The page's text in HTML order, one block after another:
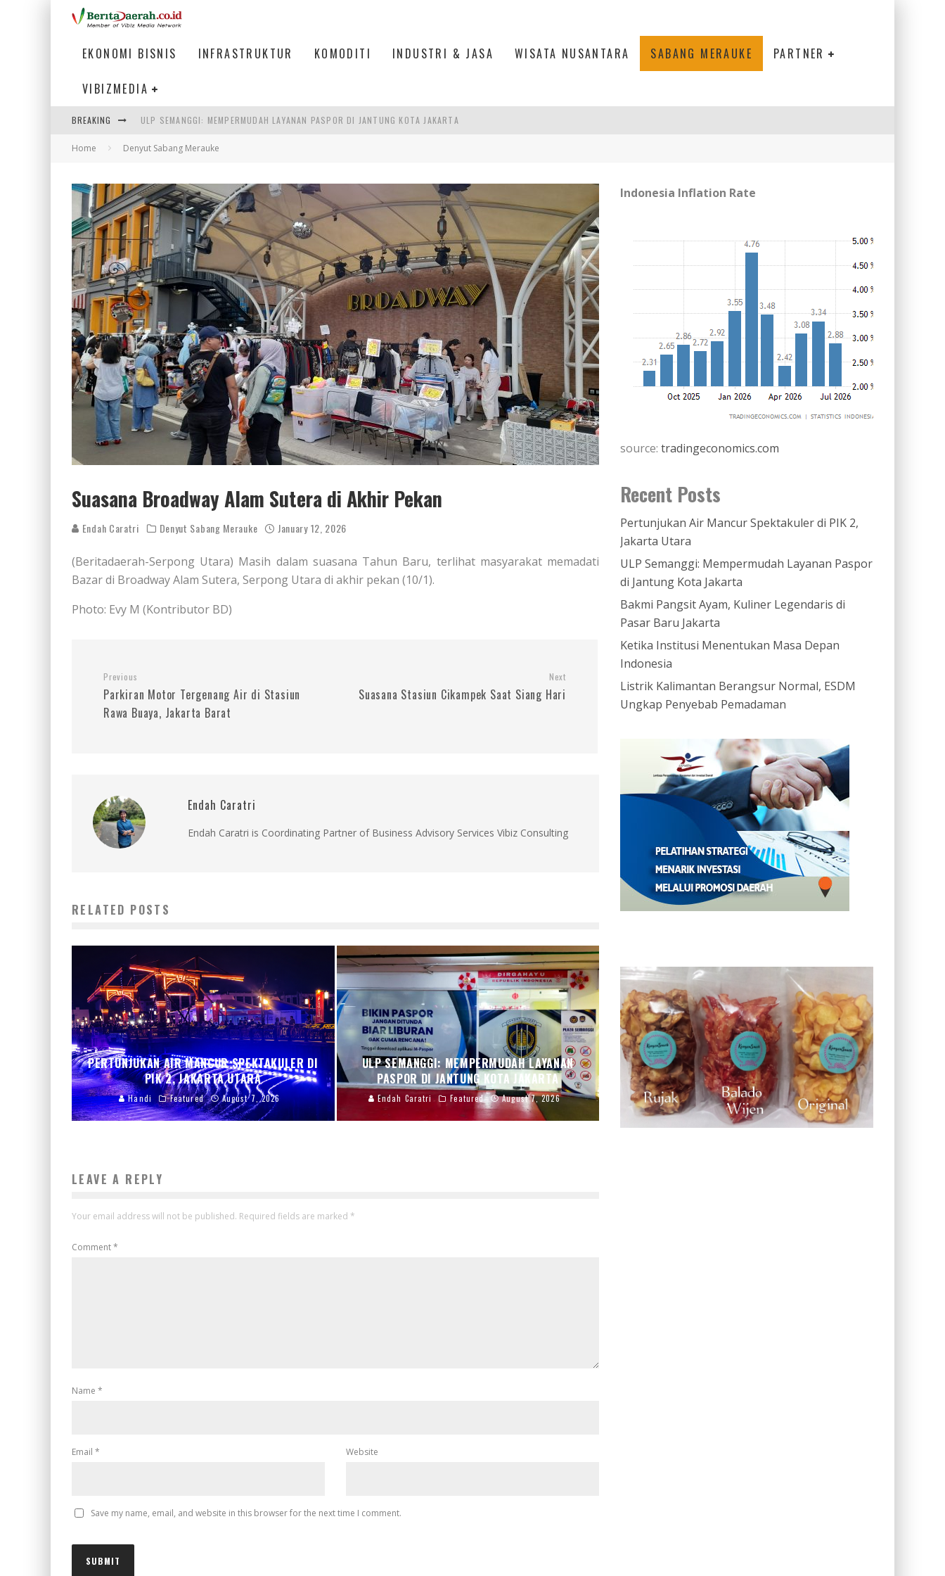
EKONOMI BISNIS INFRASTRUKTUR KOMODITI INDUSTRI & JASA WISATA NUSANTARA SABANG MERAUKE PARTNER
VIBIZMEDIA
BREAKING
ULP SEMANGGI: MEMPERMUDAH LAYANAN PASPOR DI JANTUNG KOTA JAKARTA
PERTUNJUKAN AIR MANCUR SPEKTAKULER DI PIK 2, JAKARTA UTARA
Home Denyut Sabang Merauke
Suasana Broadway Alam Sutera di Akhir Pekan
Endah Caratri Denyut Sabang Merauke January 12, 2026
(Beritadaerah-Serpong Utara) Masih dalam suasana Tahun Baru, terlihat masyarakat memadati
Bazar di Broadway Alam Sutera, Serpong Utara di akhir pekan (10/1).
Photo: Evy M (Kontributor BD)
Previous
Parkiran Motor Tergenang Air di Stasiun
Rawa Buaya, Jakarta Barat
Next
Suasana Stasiun Cikampek Saat Siang Hari
Endah Caratri
Endah Caratri is Coordinating Partner of Business Advisory Services Vibiz Consulting
RELATED POSTS
PERTUNJUKAN AIR MANCUR SPEKTAKULER DI
PIK 2, JAKARTA UTARA
Handi Featured August 7, 2026
ULP SEMANGGI: MEMPERMUDAH LAYANAN
PASPOR DI JANTUNG KOTA JAKARTA
Endah Caratri Featured August 7, 2026
LEAVE A REPLY
Your email address will not be published. Required fields are marked *
Comment*
Name *
Email * Website
Save my name, email, and website in this browser for the next time I comment.
Indonesia Inflation Rate
source: tradingeconomics.com
Recent Posts
Pertunjukan Air Mancur Spektakuler di PIK 2,
Jakarta Utara
ULP Semanggi: Mempermudah Layanan Paspor
di Jantung Kota Jakarta
Bakmi Pangsit Ayam, Kuliner Legendaris di
Pasar Baru Jakarta
Ketika Institusi Menentukan Masa Depan
Indonesia
Listrik Kalimantan Berangsur Normal, ESDM
Ungkap Penyebab Pemadaman